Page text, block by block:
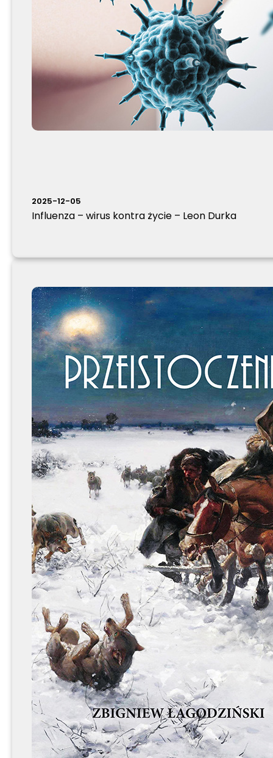
2025-12-05
Influenza – wirus kontra życie – Leon Durka